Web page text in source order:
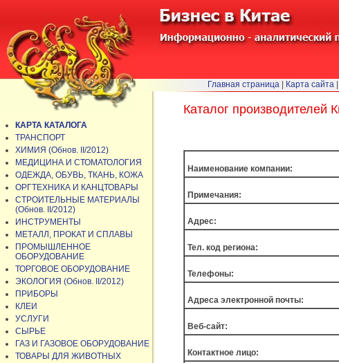
Каталог производителей
Наименование компании:
Примечания:
Адрес:
Тел. код региона:
Телефоны:
Адреса электронной почты:
Веб-сайт:
Контактное лицо:
Главная страница Карта сайта
КАРТА КАТАЛОГА
ТРАНСПОРТ
ХИМИЯ (Обнов. II/2012)
МЕДИЦИНА И СТОМАТОЛОГИЯ
ОДЕЖДА, ОБУВЬ, ТКАНЬ, КОЖА
ОРГТЕХНИКА И КАНЦТОВАРЫ
СТРОИТЕЛЬНЫЕ МАТЕРИАЛЫ
(Обнов. II/2012)
ИНСТРУМЕНТЫ
МЕТАЛЛ, ПРОКАТ И СПЛАВЫ
ПРОМЫШЛЕННОЕ
ОБОРУДОВАНИЕ
ТОРГОВОЕ ОБОРУДОВАНИЕ
ЭКОЛОГИЯ (Обнов. II/2012)
ПРИБОРЫ
КЛЕИ
УСЛУГИ
СЫРЬЕ
ГАЗ И ГАЗОВОЕ ОБОРУДОВАНИЕ
ТОВАРЫ ДЛЯ ЖИВОТНЫХ